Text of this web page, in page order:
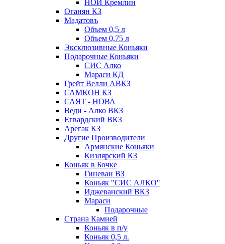
НОЙ Кремлин
Оганян КЗ
Мадатовъ
Объем 0,5 л
Объем 0,75 л
Эксклюзивные Коньяки
Подарочные Коньяки
СИС Алко
Мараси КД
Грейт Велли АВКЗ
САМКОН КЗ
САЯТ - НОВА
Веди - Алко ВКЗ
Егвардский ВКЗ
Арегак КЗ
Другие Производители
Армянские Коньяки
Кизлярский КЗ
Коньяк в Бочке
Гиневан ВЗ
Коньяк "СИС АЛКО"
Иджеванский ВКЗ
Мараси
Подарочные
Страна Камней
Коньяк в п/у
Коньяк 0,5 л.